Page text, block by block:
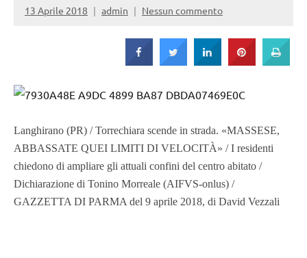
13 Aprile 2018 admin Nessun commento
Langhirano (PR) / Torrechiara scende in strada. «MASSESE,
ABBASSATE QUEI LIMITI DI VELOCITÀ» / I residenti
chiedono di ampliare gli attuali confini del centro abitato /
Dichiarazione di Tonino Morreale (AIFVS-onlus) /
GAZZETTA DI PARMA del 9 aprile 2018, di David Vezzali